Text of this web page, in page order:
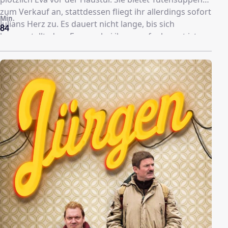
zum Verkauf an, stattdessen fliegt ihr allerdings sofort
Julians Herz zu. Es dauert nicht lange, bis sich
herausstellt, dass Eva nur bei ihnen aufgekreuzt ist,
um ihren unbekannten Halbbruder kennenzulernen -
der leider Julian heißt. Trotzdem stellt sich keiner quer,
als die angehende Schauspielerin als viertes Mitglied
in ihre WG einzieht. Kasimier erwischt es in Sachen
Liebe ebenfalls - er landet jedoch mit einem Mann im
Bett und als dieser kurz darauf den Kontakt abbricht,
bekommt Kasi plötzlich Panik, dass er sich vielleicht
HIV eingefangen hat. Kurz darauf verschwindet er
spurlos und Max liest von einer neuen Droge, die das
Gedächtnis entleeren kann.
84
Min.